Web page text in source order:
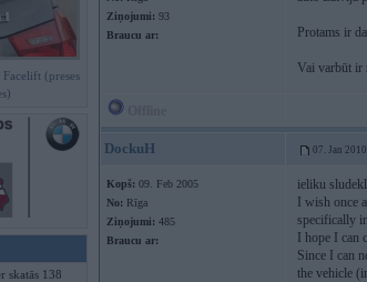
(preses
skatās 138
Ziņojumi: 93
Braucu ar:
Protams ir
Vai varbūt ir
DockuH 07. Jan
Kopš: 09. Feb 2005
No: Rīga
Ziņojumi: 485
Braucu ar:
ieliku
I wish
specifically
I hope I
Since I can
the vehicle